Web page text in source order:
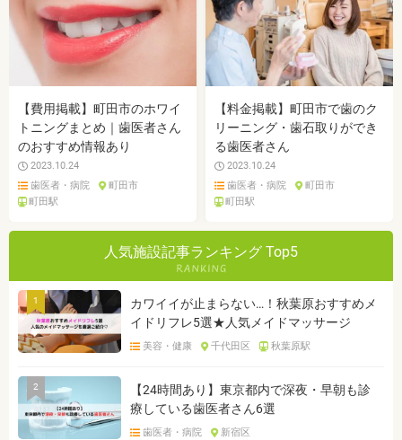
【費用掲載】町田市のホワイ
トニングまとめ｜歯医者さん
のおすすめ情報あり
2023.10.24
歯医者・病院
町田市
町田駅
【料金掲載】町田市で歯のク
リーニング・歯石取りができ
る歯医者さん
2023.10.24
歯医者・病院
町田市
町田駅
人気施設記事ランキング Top5
1
カワイイが止まらない…！秋葉原おすすめメ
イドリフレ5選★人気メイドマッサージ
美容・健康 千代田区 秋葉原駅
2
【24時間あり】東京都内で深夜・早朝も診
療している歯医者さん6選
歯医者・病院 新宿区